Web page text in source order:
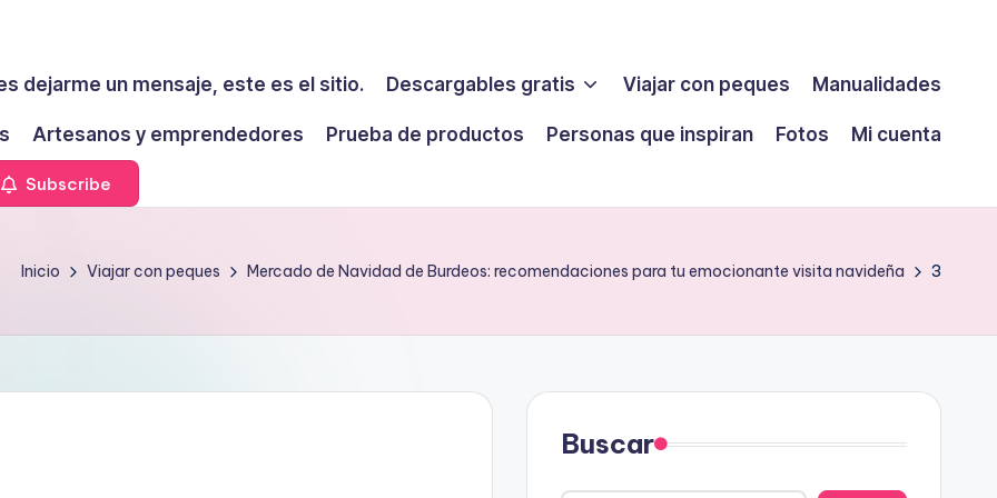
dejarme un mensaje, este es el sitio. Descargables gratis Viajar con peques Manualidades
Artesanos y emprendedores Prueba de productos Personas que inspiran Fotos Mi cuenta
Subscribe
Inicio Viajar con peques Mercado de Navidad de Burdeos: recomendaciones para tu emocionante visita navideña 3
Buscar